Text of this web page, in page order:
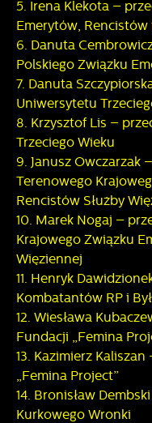
5. Irena Klekota –
Emerytów,
6. Danuta
Polskiego Związku
7. Danuta
Uniwersytetu
8. Krzysztof Lis –
Trzeciego Wieku
9. Janusz Owczarzak
Terenowego
Rencistów Służby
10. Marek Nogaj –
Krajowego Związku
Więziennej
11. Henryk
Kombatantów RP i
12. Wiesława
Fundacji „Femina
13. Kazimierz
„Femina Project”
14. Bronisław
Kurkowego Wronki
Promocyjne pliki
naszych komunikatów
upodobań oraz Twoich
przeglądanej witryny
pojawić się na stronach
będących naszymi
Firmy te działają w
nasze treści w postaci
mediów
Więcej